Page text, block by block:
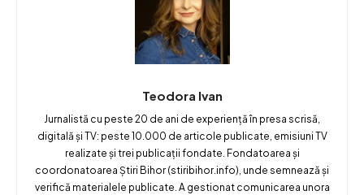
Teodora Ivan
Jurnalistă cu peste 20 de ani de experiență în presa scrisă,
digitală și TV: peste 10.000 de articole publicate, emisiuni TV
realizate și trei publicații fondate. Fondatoarea și
coordonatoarea Știri Bihor (stiribihor.info), unde semnează și
verifică materialele publicate. A gestionat comunicarea unora